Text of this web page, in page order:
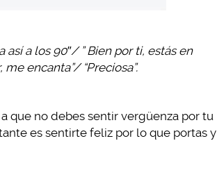
así a los 90″/ ” Bien por ti, estás en
encanta”/ “Preciosa”.
que no debes sentir vergüenza por tu
es sentirte feliz por lo que portas y